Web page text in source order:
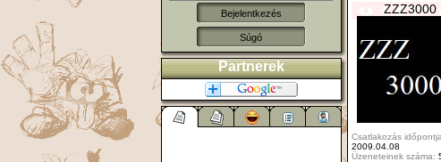
Súgó
Partnerek
ZZZ3000
Csatlakozás
2009.04.08
Üzeneteinek száma: